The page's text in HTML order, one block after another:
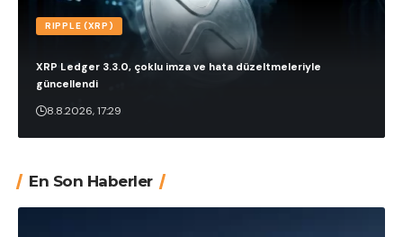
RIPPLE (XRP)
XRP Ledger 3.3.0, çoklu imza ve hata düzeltmeleriyle
güncellendi
8.8.2026, 17:29
En Son Haberler